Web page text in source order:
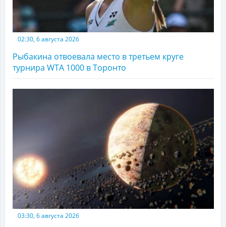
02:30, 6 августа 2026
Рыбакина отвоевала место в третьем круге
турнира WTA 1000 в Торонто
03:30, 6 августа 2026